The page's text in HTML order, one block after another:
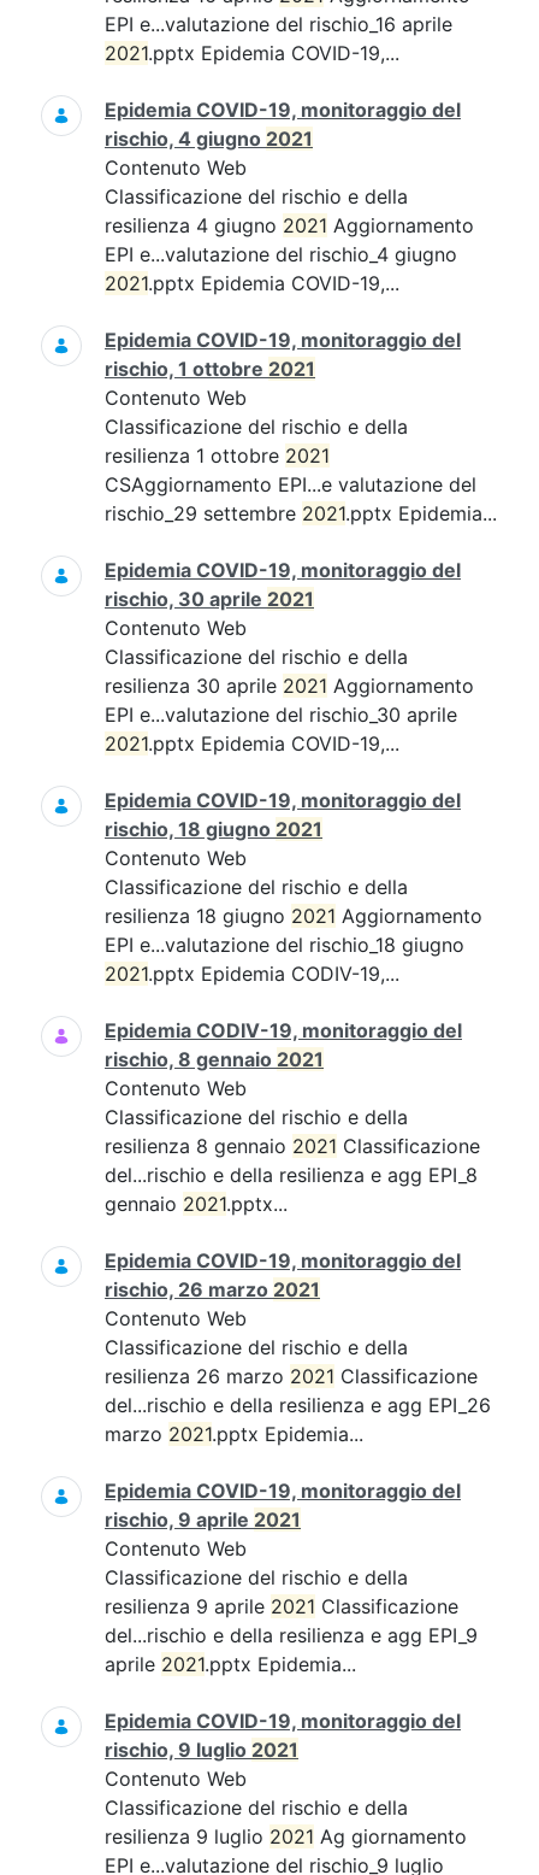
EPI e...valutazione del rischio_16 aprile
2021.pptx Epidemia COVID-19,...
Epidemia COVID-19, monitoraggio del
rischio, 4 giugno 2021
Contenuto Web
Classificazione del rischio e della
resilienza 4 giugno 2021 Aggiornamento
EPI e...valutazione del rischio_4 giugno
2021.pptx Epidemia COVID-19,...
Epidemia COVID-19, monitoraggio del
rischio, 1 ottobre 2021
Contenuto Web
Classificazione del rischio e della
resilienza 1 ottobre 2021
CSAggiornamento EPI...e valutazione del
rischio_29 settembre 2021.pptx Epidemia...
Epidemia COVID-19, monitoraggio del
rischio, 30 aprile 2021
Contenuto Web
Classificazione del rischio e della
resilienza 30 aprile 2021 Aggiornamento
EPI e...valutazione del rischio_30 aprile
2021.pptx Epidemia COVID-19,...
Epidemia COVID-19, monitoraggio del
rischio, 18 giugno 2021
Contenuto Web
Classificazione del rischio e della
resilienza 18 giugno 2021 Aggiornamento
EPI e...valutazione del rischio_18 giugno
2021.pptx Epidemia CODIV-19,...
Epidemia CODIV-19, monitoraggio del
rischio, 8 gennaio 2021
Contenuto Web
Classificazione del rischio e della
resilienza 8 gennaio 2021 Classificazione
del...rischio e della resilienza e agg EPI_8
gennaio 2021.pptx...
Epidemia COVID-19, monitoraggio del
rischio, 26 marzo 2021
Contenuto Web
Classificazione del rischio e della
resilienza 26 marzo 2021 Classificazione
del...rischio e della resilienza e agg EPI_26
marzo 2021.pptx Epidemia...
Epidemia COVID-19, monitoraggio del
rischio, 9 aprile 2021
Contenuto Web
Classificazione del rischio e della
resilienza 9 aprile 2021 Classificazione
del...rischio e della resilienza e agg EPI_9
aprile 2021.pptx Epidemia...
Epidemia COVID-19, monitoraggio del
rischio, 9 luglio 2021
Contenuto Web
Classificazione del rischio e della
resilienza 9 luglio 2021 Ag giornamento
EPI e...valutazione del rischio_9 luglio